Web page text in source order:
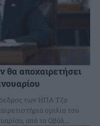
αποχαιρετήσει
των ΗΠΑ Τζο
ομιλία του
από το Οβάλ...